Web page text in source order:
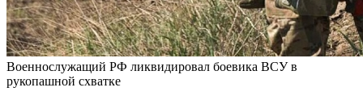
Военнослужащий РФ ликвидировал боевика ВСУ в
рукопашной схватке